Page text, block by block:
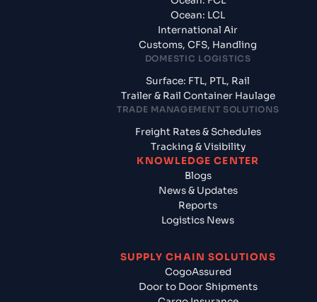
Ocean: LCL
International Air
Customs, CFS, Handling
DOMESTIC LOGISTICS
Surface: FTL, PTL, Rail
Trailer & Rail Container Haulage
TRADE MANAGEMENT SOLUTIONS
Freight Rates & Schedules
Tracking & Visibility
KNOWLEDGE CENTER
Blogs
News & Updates
Reports
Logistics News
SUPPLY CHAIN SOLUTIONS
CogoAssured
Door to Door Shipments